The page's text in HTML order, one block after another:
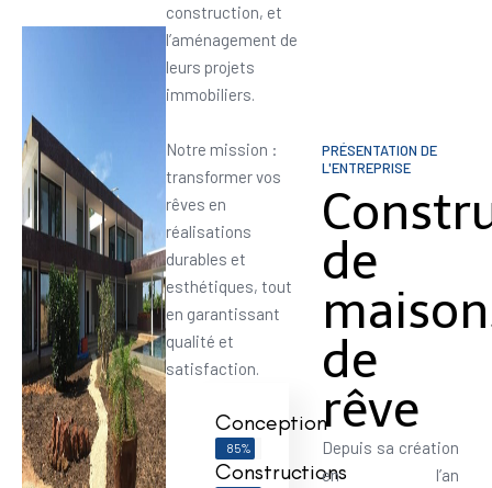
construction, et
l’aménagement de
leurs projets
immobiliers.
Notre mission :
transformer vos
rêves en
réalisations
durables et
esthétiques, tout
en garantissant
qualité et
satisfaction.
Conception
85%
Constructions
PRÉSENTATION DE
L'ENTREPRISE
de
de
rêve
Depuis sa création
en l’an